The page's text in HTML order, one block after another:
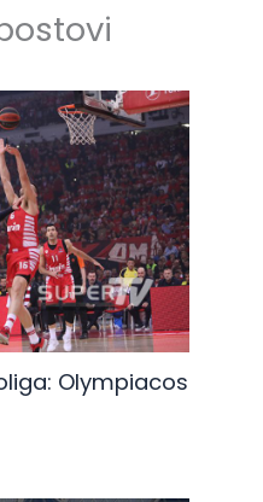
Olympiacos